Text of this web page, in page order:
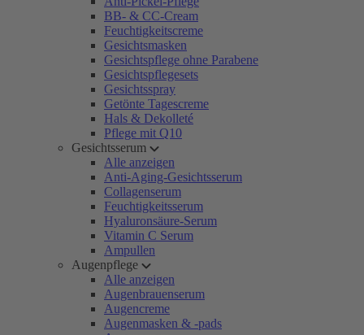
BB- & CC-Cream
Feuchtigkeitscreme
Gesichtsmasken
Gesichtspflege ohne Parabene
Gesichtspflegesets
Gesichtsspray
Getönte Tagescreme
Hals & Dekolleté
Pflege mit Q10
Gesichtsserum
Alle anzeigen
Anti-Aging-Gesichtsserum
Collagenserum
Feuchtigkeitsserum
Hyaluronsäure-Serum
Vitamin C Serum
Ampullen
Augenpflege
Alle anzeigen
Augenbrauenserum
Augencreme
Augenmasken & -pads